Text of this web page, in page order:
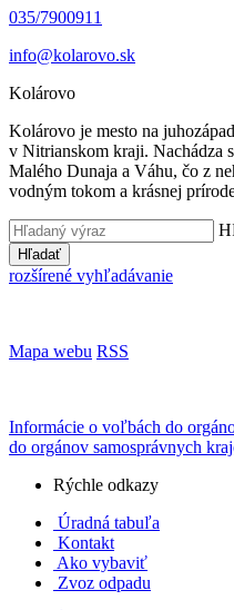
035/7900911
info@kolarovo.sk
Kolárovo
Kolárovo je mesto na
v Nitrianskom kraji. Nachádza
Malého Dunaja a Váhu, čo z
vodným tokom a krásnej
Hľadať
rozšírené vyhľadávanie
Mapa webu RSS
Informácie o voľbách do
do orgánov samosprávnych
Rýchle odkazy
Úradná tabuľa
Kontakt
Ako vybaviť
Zvoz odpadu